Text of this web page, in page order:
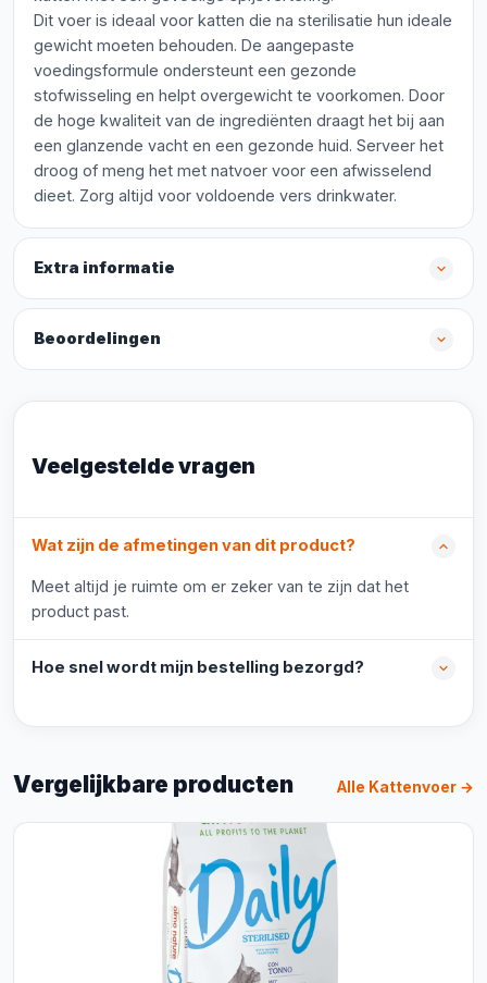
Dit voer is ideaal voor katten die na sterilisatie hun ideale
gewicht moeten behouden. De aangepaste
voedingsformule ondersteunt een gezonde
stofwisseling en helpt overgewicht te voorkomen. Door
de hoge kwaliteit van de ingrediënten draagt het bij aan
een glanzende vacht en een gezonde huid. Serveer het
droog of meng het met natvoer voor een afwisselend
dieet. Zorg altijd voor voldoende vers drinkwater.
Extra informatie
Beoordelingen
Veelgestelde vragen
Wat zijn de afmetingen van dit product?
Meet altijd je ruimte om er zeker van te zijn dat het
product past.
Hoe snel wordt mijn bestelling bezorgd?
Vergelijkbare producten Alle Kattenvoer →